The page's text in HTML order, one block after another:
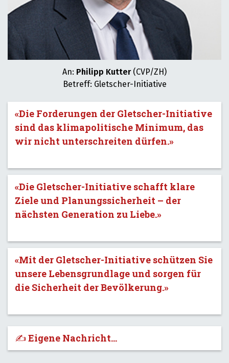
An: Philipp Kutter(CVP/ZH)
Betreff: Gletscher-Initiative
«Die Forderungen der Gletscher-Initiative
sind das klimapolitische Minimum, das
wir nicht unterschreiten dürfen.»
«Die Gletscher-Initiative schafft klare
Ziele und Planungssicherheit – der
nächsten Generation zu Liebe.»
«Mit der Gletscher-Initiative schützen Sie
unsere Lebensgrundlage und sorgen für
die Sicherheit der Bevölkerung.»
✍️ Eigene Nachricht...